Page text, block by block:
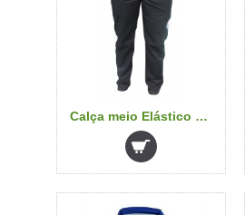
Calça meio Elástico 3 (preta)